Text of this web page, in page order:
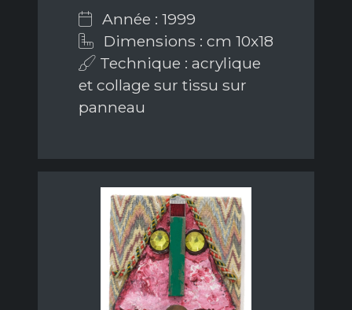
Année : 1999
Dimensions : cm 10x18
Technique : acrylique
et collage sur tissu sur
panneau